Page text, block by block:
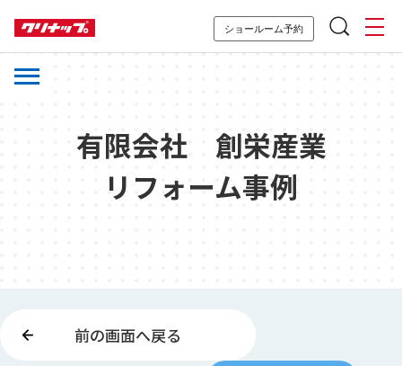
ショールーム予約
有限会社 創栄産業
リフォーム事例
前の画面へ戻る